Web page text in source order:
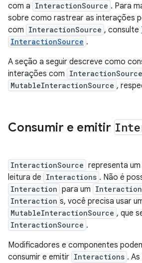
com a InteractionSource . Para
sobre como rastrear as interações
com InteractionSource , consulte
InteractionSource .
A seção a seguir descreve como
interações com InteractionSource
MutableInteractionSource ,
Consumir e emitir
InteractionSource representa
leitura de Interactions . Não é
Interaction para um
Interaction s, você precisa usar
MutableInteractionSource , que
InteractionSource .
Modificadores e componentes
consumir e emitir Interactions .